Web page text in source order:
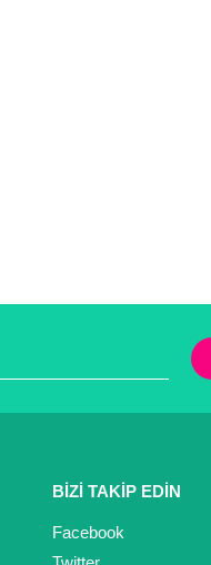
BİZİ TAKİP EDİN
Facebook